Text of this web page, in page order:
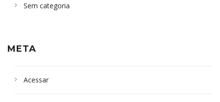
Sem categoria
META
Acessar